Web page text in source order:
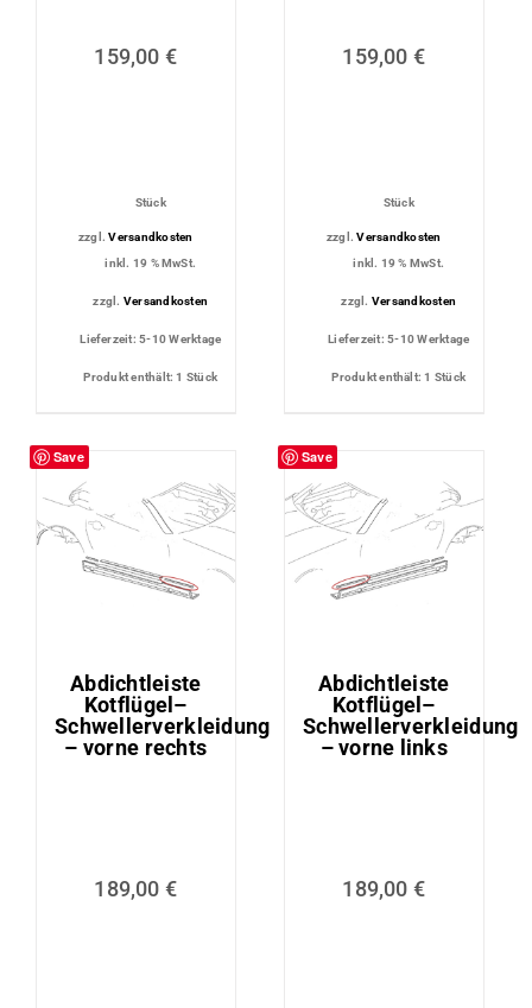
159,00 €
Stück
zzgl.Versandkosten
inkl. 19 % MwSt.
zzgl. Versandkosten
Lieferzeit:5-10 Werktage
Produkt enthält: 1 Stück
159,00 €
Stück
zzgl.Versandkosten
inkl. 19 % MwSt.
zzgl. Versandkosten
Lieferzeit:5-10 Werktage
Produkt enthält: 1 Stück
Save
Abdichtleiste
Kotflügel–
Schwellerverkleidung
– vorne rechts
189,00 €
Save
Abdichtleiste
Kotflügel–
Schwellerverkleidung
– vorne links
189,00 €